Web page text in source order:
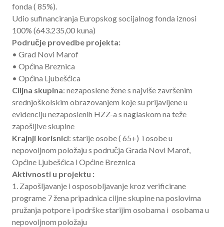
fonda ( 85%).
Udio sufinanciranja Europskog socijalnog fonda iznosi
100% (643.235,00 kuna)
Područje provedbe projekta:
• Grad Novi Marof
• Općina Breznica
• Općina Ljubešćica
Ciljna skupina: nezaposlene žene s najviše završenim
srednjoškolskim obrazovanjem koje su prijavljene u
evidenciju nezaposlenih HZZ-a s naglaskom na teže
zapošljive skupine
Krajnji korisnici: starije osobe ( 65+) i osobe u
nepovoljnom položaju s područja Grada Novi Marof,
Općine Ljubešćica i Općine Breznica
Aktivnosti u projektu :
1. Zapošljavanje i osposobljavanje kroz verificirane
programe 7 žena pripadnica ciljne skupine na poslovima
pružanja potpore i podrške starijim osobama i osobama u
nepovoljnom položaju